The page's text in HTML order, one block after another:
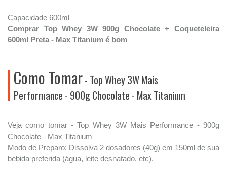
Capacidade 600ml
Comprar Top Whey 3W 900g Chocolate + Coqueteleira
600ml Preta - Max Titanium é bom
Como Tomar- Top Whey 3W Mais
Performance - 900g Chocolate - Max Titanium
Veja como tomar - Top Whey 3W Mais Performance - 900g
Chocolate - Max Titanium
Modo de Preparo: Dissolva 2 dosadores (40g) em 150ml de sua
bebida preferida (água, leite desnatado, etc).